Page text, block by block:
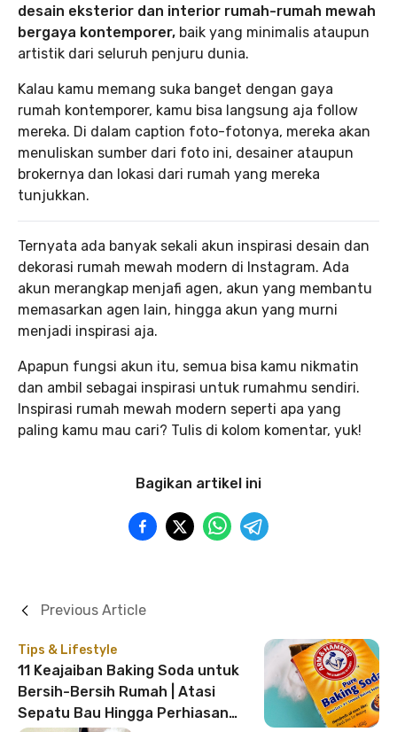
desain eksterior dan interior rumah-rumah mewah
bergaya kontemporer, baik yang minimalis ataupun
artistik dari seluruh penjuru dunia.
Kalau kamu memang suka banget dengan gaya
rumah kontemporer, kamu bisa langsung aja follow
mereka. Di dalam caption foto-fotonya, mereka akan
menuliskan sumber dari foto ini, desainer ataupun
brokernya dan lokasi dari rumah yang mereka
tunjukkan.
Ternyata ada banyak sekali akun inspirasi desain dan
dekorasi rumah mewah modern di Instagram. Ada
akun merangkap menjafi agen, akun yang membantu
memasarkan agen lain, hingga akun yang murni
menjadi inspirasi aja.
Apapun fungsi akun itu, semua bisa kamu nikmatin
dan ambil sebagai inspirasi untuk rumahmu sendiri.
Inspirasi rumah mewah modern seperti apa yang
paling kamu mau cari? Tulis di kolom komentar, yuk!
Bagikan artikel ini
Tips & Lifestyle
11 Keajaiban Baking Soda untuk
Bersih-Bersih Rumah | Atasi
Sepatu Bau Hingga Perhiasan
Previous Article